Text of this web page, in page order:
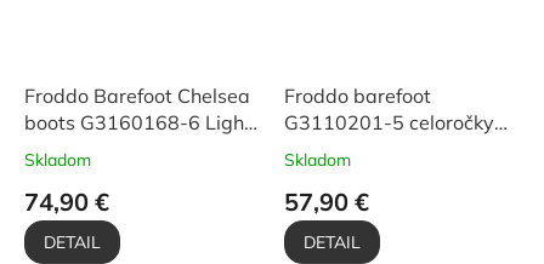
Froddo Barefoot Chelsea
boots G3160168-6 Light
Grey
Skladom
74,90 €
DETAIL
Froddo barefoot
G3110201-5 celoročky
Jeans
Skladom
57,90 €
DETAIL